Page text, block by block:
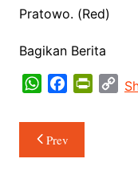
Pratowo. (Red)
Bagikan Berita
W
a
t
s
c
e
b
C
Navigasi
pos
Prev